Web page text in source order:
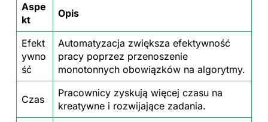
Aspe
kt
Opis
Efekt
ywno
ść
Automatyzacja zwiększa efektywność
pracy poprzez przenoszenie
monotonnych obowiązków na algorytmy.
Czas
Pracownicy zyskują więcej czasu na
kreatywne i rozwijające zadania.